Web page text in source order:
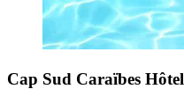
Cap Sud Caraïbes Hôtel